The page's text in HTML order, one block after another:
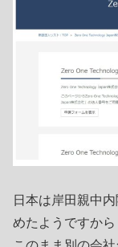
日本は岸田親中
めたようですから